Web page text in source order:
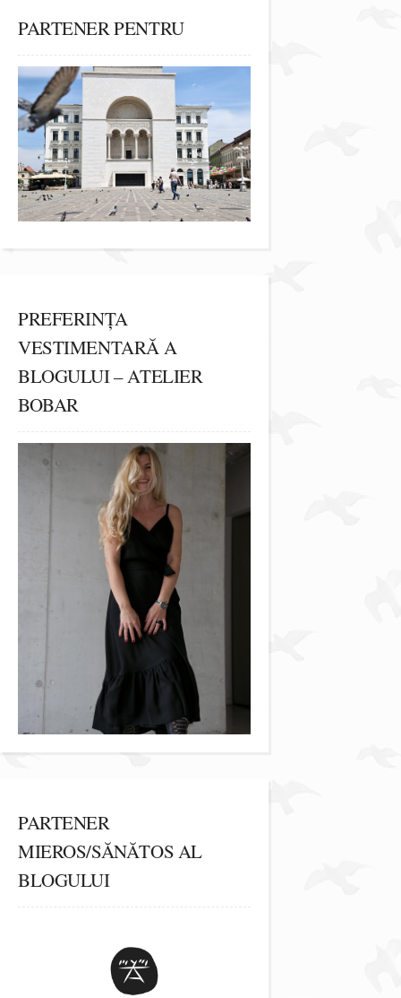
PARTENER PENTRU
PREFERINȚA
VESTIMENTARĂ A
BLOGULUI – ATELIER
BOBAR
PARTENER
MIEROS/SĂNĂTOS AL
BLOGULUI